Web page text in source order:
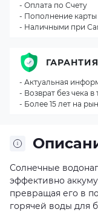
Солнечные
эффективно
превращая его в
горячей воды для
- Оплата по Счету
- Пополнение
- Наличными при
ГАРАНТИЯ
- Актуальная
- Возврат без чека в
- Более 15 лет на